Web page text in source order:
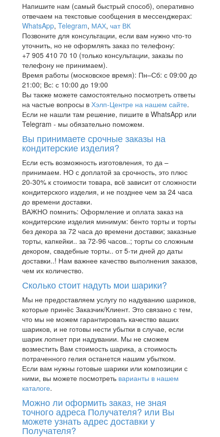
Напишите нам (самый быстрый способ), оперативно
отвечаем на текстовые сообщения в мессенджерах:
WhatsApp, Telegram, МАХ, чат ВК
Позвоните для консультации, если вам нужно что-то
уточнить, но не оформлять заказ по телефону:
+7 905 410 70 10 (только консультации, заказы по
телефону не принимаем).
Время работы (московское время): Пн–Сб: с 09:00 до
21:00; Вс: с 10:00 до 19:00
Вы также можете самостоятельно посмотреть ответы
на частые вопросы в Хэлп-Центре на нашем сайте.
Если не нашли там решение, пишите в WhatsApp или
Telegram - мы обязательно поможем.
Вы принимаете срочные заказы на
кондитерские изделия?
Если есть возможность изготовления, то да –
принимаем. НО с доплатой за срочность, это плюс
20-30% к стоимости товара, всё зависит от сложности
кондитерского изделия, и не позднее чем за 24 часа
до времени доставки.
ВАЖНО помнить: Оформление и оплата заказ на
кондитерские изделия минимум: бенто торты и торты
без декора за 72 часа до времени доставки; заказные
торты, капкейки.. за 72-96 часов..; торты со сложным
декором, свадебные торты.. от 5-ти дней до даты
доставки..! Нам важнее качество выполнения заказов,
чем их количество.
Сколько стоит надуть мои шарики?
Мы не предоставляем услугу по надуванию шариков,
которые принёс Заказчик/Клиент. Это связано с тем,
что мы не можем гарантировать качество ваших
шариков, и не готовы нести убытки в случае, если
шарик лопнет при надувании. Мы не сможем
возместить Вам стоимость шарика, а стоимость
потраченного гелия останется нашим убытком.
Если вам нужны готовые шарики или композиции с
ними, вы можете посмотреть варианты в нашем
каталоге.
Можно ли оформить заказ, не зная
точного адреса Получателя? или Вы
можете узнать адрес доставки у
Получателя?